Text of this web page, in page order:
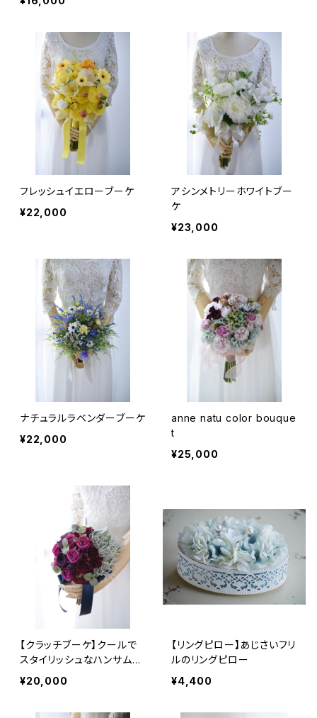
フレッシュイエローブーケ
¥22,000
アシンメトリーホワイトブー
ケ
¥23,000
ナチュラルラベンダーブーケ
¥22,000
anne natu color bouque
t
¥25,000
【クラッチブーケ】クールで
スタイリッシュなハンサムブ
ーケ
¥20,000
【リングピロー】あじさいフリ
ルのリングピロー
¥4,400